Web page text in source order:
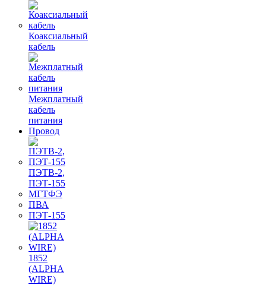
Коаксиальный
кабель
Межплатный
кабель
питания
Провод
ПЭТВ-2,
ПЭТ-155
МГТФЭ
ПВА
ПЭТ-155
1852
(ALPHA
WIRE)